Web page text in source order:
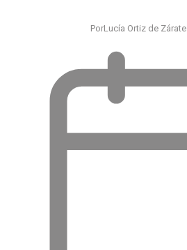
PorLucía Ortiz de Zárate